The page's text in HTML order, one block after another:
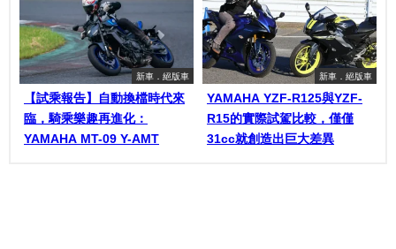
新車．絕版車
【試乘報告】自動換檔時代來
臨，騎乘樂趣再進化：
YAMAHA MT-09 Y-AMT
新車．絕版車
YAMAHA YZF-R125與YZF-
R15的實際試駕比較，僅僅
31cc就創造出巨大差異